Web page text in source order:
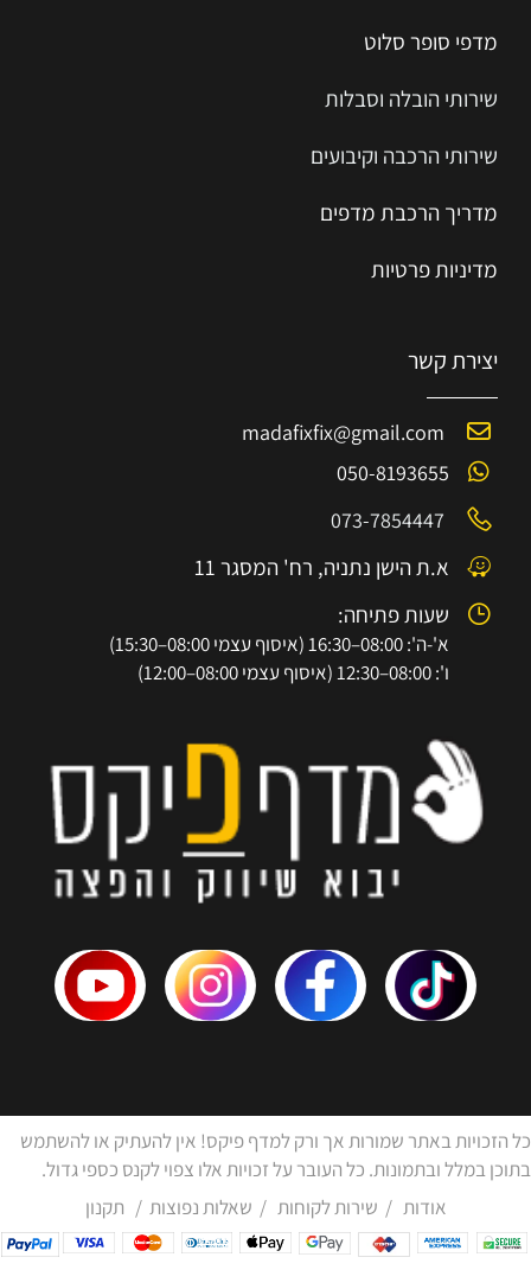
מדפי סופר סלוט
שירותי הובלה וסבלות
שירותי הרכבה וקיבועים
מדריך הרכבת מדפים
מדיניות פרטיות
יצירת קשר
madafixfix@gmail.com
050-8193655
073-7854447
א.ת הישן נתניה, רח' המסגר 11
שעות פתיחה:
א'-ה': 08:00–16:30 (איסוף עצמי 08:00–15:30)
ו': 08:00–12:30 (איסוף עצמי 08:00–12:00)
כל הזכויות באתר שמורות אך ורק למדף פיקס! אין להעתיק או להשתמש
בתוכן במלל ובתמונות. כל העובר על זכויות אלו צפוי לקנס כספי גדול.
אודות / שירות לקוחות / שאלות נפוצות / תקנון